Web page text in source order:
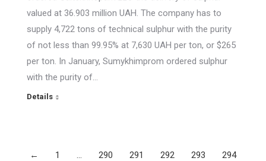
valued at 36.903 million UAH. The company has to
supply 4,722 tons of technical sulphur with the purity
of not less than 99.95% at 7,630 UAH per ton, or $265
per ton. In January, Sumykhimprom ordered sulphur
with the purity of…
Details
← 1 … 290 291 292 293
294